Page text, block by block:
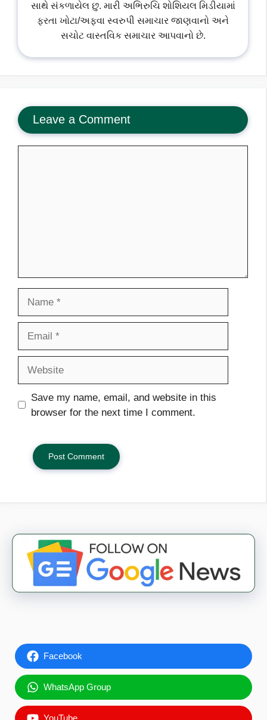
સાથે સંકળાયેલ છુ. મારી અભિરુચિ શોશિયલ મિડીયામાં
ફરતા ખોટા/અફવા સ્વરુપી સમાચાર જાણવાનો અને
સચોટ વાસ્તવિક સમાચાર આપવાનો છે.
Leave a Comment
Save my name, email, and website in this
browser for the next time I comment.
Facebook
WhatsApp Group